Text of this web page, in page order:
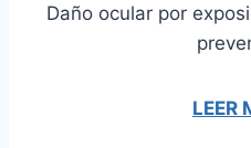
Daño ocular por
LEER